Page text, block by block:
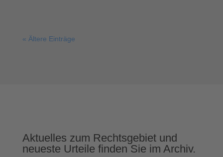
« Ältere Einträge
Aktuelles zum Rechtsgebiet und
neueste Urteile finden Sie im Archiv.